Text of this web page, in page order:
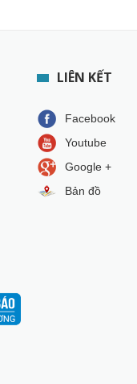
LIÊN KẾT
Facebook
Youtube
Google +
Bản đồ